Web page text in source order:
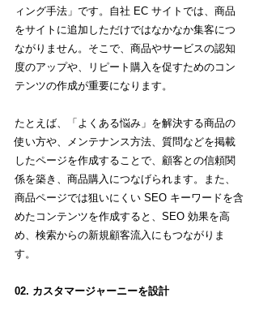
ィング手法」です。自社 EC サイトでは、商品
をサイトに追加しただけではなかなか集客につ
ながりません。そこで、商品やサービスの認知
度のアップや、リピート購入を促すためのコン
テンツの作成が重要になります。
たとえば、「よくある悩み」を解決する商品の
使い方や、メンテナンス方法、質問などを掲載
したページを作成することで、顧客との信頼関
係を築き、商品購入につなげられます。また、
商品ページでは狙いにくい SEO キーワードを含
めたコンテンツを作成すると、SEO 効果を高
め、検索からの新規顧客流入にもつながりま
す。
02. カスタマージャーニーを設計